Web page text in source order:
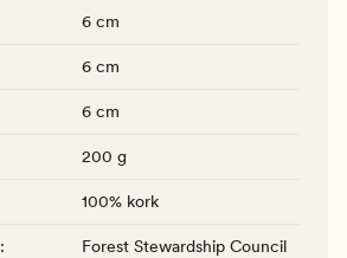
6 cm
6 cm
6 cm
200 g
100% kork
:
Forest Stewardship Council